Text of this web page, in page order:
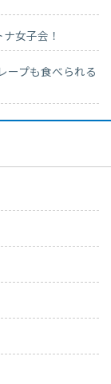
女子会！
プも食べられる